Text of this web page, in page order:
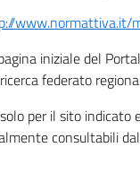
www.normattiva.it/
iniziale del
federato
per il sito indicato
consultabili